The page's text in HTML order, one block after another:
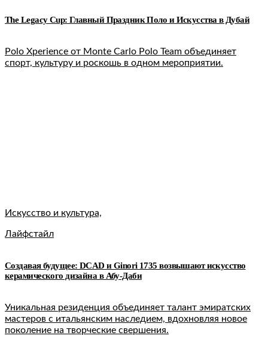
The Legacy Cup: Главный Праздник Поло и Искусства в Дубай
Polo Xperience от Monte Carlo Polo Team объединяет
спорт, культуру и роскошь в одном мероприятии.
Искусство и культура,
Лайфстайл
Создавая будущее: DCAD и Ginori 1735 возвышают искусство
керамического дизайна в Абу-Даби
Уникальная резиденция объединяет талант эмиратских
мастеров с итальянским наследием, вдохновляя новое
поколение на творческие свершения.